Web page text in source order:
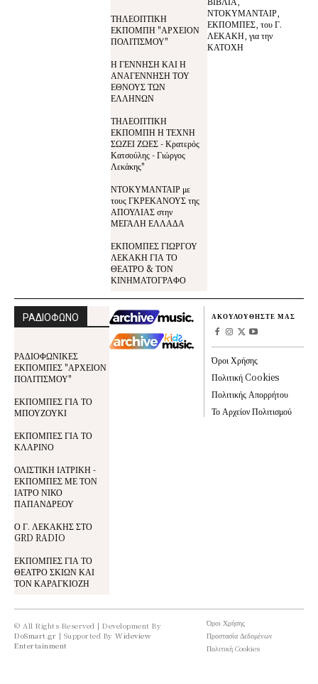
ΤΗΛΕΟΠΤΙΚΗ
ΕΚΠΟΜΠΗ "ΑΡΧΕΙΟΝ
ΠΟΛΙΤΙΣΜΟΥ"
Η ΓΕΝΝΗΣΗ ΚΑΙ Η
ΑΝΑΓΕΝΝΗΣΗ ΤΟΥ
ΕΘΝΟΥΣ ΤΩΝ
ΕΛΛΗΝΩΝ
ΤΗΛΕΟΠΤΙΚΗ
ΕΚΠΟΜΠΗ Η ΤΕΧΝΗ
ΣΩΖΕΙ ΖΩΕΣ - Κρατερός
Κατσούλης - Γιώργος
Λεκάκης"
ΝΤΟΚΥΜΑΝΤΑΙΡ με
τους ΓΚΡΕΚΑΝΟΥΣ της
ΑΠΟΥΛΙΑΣ στην
ΜΕΓΑΛΗ ΕΛΛΑΔΑ
ΕΚΠΟΜΠΕΣ ΓΙΩΡΓΟΥ
ΛΕΚΑΚΗ ΓΙΑ ΤΟ
ΘΕΑΤΡΟ & ΤΟΝ
ΚΙΝΗΜΑΤΟΓΡΑΦΟ
ΝΤΟΚΥΜΑΝΤΑΙΡ,
ΕΚΠΟΜΠΕΣ, του Γ.
ΛΕΚΑΚΗ, για την
ΚΑΤΟΧΗ
ΡΑΔΙΟΦΩΝΟ
ΡΑΔΙΟΦΩΝΙΚΕΣ
ΕΚΠΟΜΠΕΣ "ΑΡΧΕΙΟΝ
ΠΟΛΙΤΙΣΜΟΥ"
ΕΚΠΟΜΠΕΣ ΓΙΑ ΤΟ
ΜΠΟΥΖΟΥΚΙ
ΕΚΠΟΜΠΕΣ ΓΙΑ ΤΟ
ΚΛΑΡΙΝΟ
ΟΛΙΣΤΙΚΗ ΙΑΤΡΙΚΗ -
ΕΚΠΟΜΠΕΣ ΜΕ ΤΟΝ
ΙΑΤΡΟ ΝΙΚΟ
ΠΑΠΑΝΔΡΕΟΥ
Ο Γ. ΛΕΚΑΚΗΣ ΣΤΟ
GRD RADIO
ΕΚΠΟΜΠΕΣ ΓΙΑ ΤΟ
ΘΕΑΤΡΟ ΣΚΙΩΝ ΚΑΙ
ΤΟΝ ΚΑΡΑΓΚΙΟΖΗ
ΑΚΟΥΛΟΥΘΗΣΤΕ ΜΑΣ
Όροι Χρήσης
Πολιτική Cookies
Πολιτικής Απορρήτου
Το Αρχείον Πολιτισμού
© All Rights Reserved | Development By
DoSmart.gr | Supported By Wideview
Entertainment
Όροι Χρήσης
Προστασία Δεδομένων
Πολιτική Cookies